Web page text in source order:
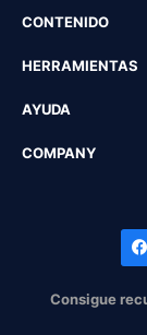
CONTENIDO
HERRAMIENTAS
AYUDA
COMPANY
Consigue